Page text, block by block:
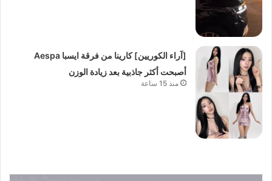
[آراء الكوريين] كارينا من فرقة ايسبا Aespa
أصبحت أكثر جاذبية بعد زيادة الوزن
منذ 15 ساعة